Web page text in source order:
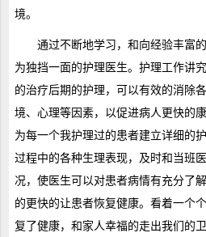
境。
通过不断地学习，和向经验丰富
为独挡一面的护理医生。护理工作讲
的治疗后期的护理，可以有效的消除
境、心理等因素，以促进病人更快的
为每一个我护理过的患者建立详细的
过程中的各种生理表现，及时和当班
况，使医生可以对患者病情有充分了
的更快的让患者恢复健康。看着一个
复了健康，和家人幸福的走出我们的